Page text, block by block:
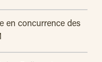
en concurrence des